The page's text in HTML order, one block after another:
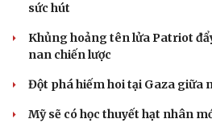
sức hút
Khủng hoảng tên lửa Patriot
nan chiến lược
Đột phá hiếm hoi tại Gaza giữa
Mỹ sẽ có học thuyết hạt nhân